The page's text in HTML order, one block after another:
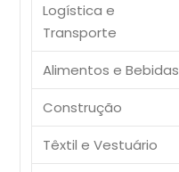
Logística e
Transporte
Alimentos e Bebidas
Construção
Têxtil e Vestuário